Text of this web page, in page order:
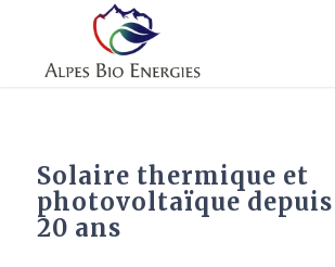
Solaire thermique et
photovoltaïque depuis
20 ans